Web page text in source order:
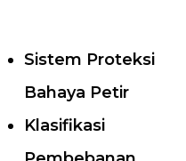
Sistem Proteksi
Bahaya Petir
Klasifikasi